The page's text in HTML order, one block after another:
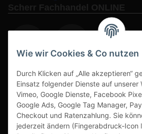
www.s3-arbeitsschuhe-sicherheitsschuhe.de
www-alu-transportboxen-auffahrrampen.de
Wie wir Cookies & Co nutzen
Durch Klicken auf „Alle akzeptieren“
Einsatz folgender Dienste auf unserer
Vimeo, Google Dienste, Facebook
Google Ads, Google Tag Manager,
Checkout und Ratenzahlung. Sie
jederzeit ändern (Fingerabdruck-Icon